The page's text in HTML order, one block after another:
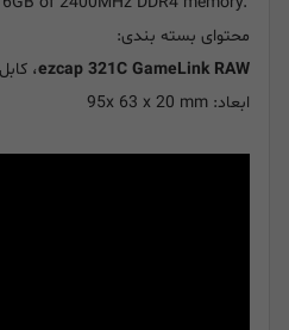
محتوای بسته بندی:
ezcap 321C GameLink RAW، کابل
ابعاد: 95x 63 x 20 mm